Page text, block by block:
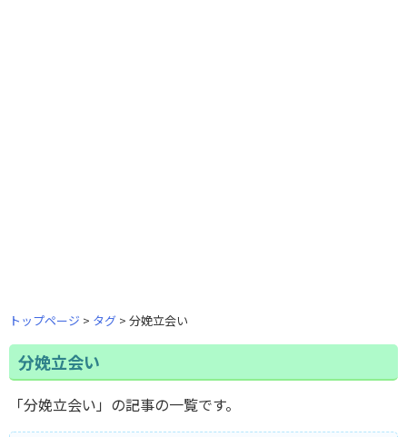
トップページ タグ 分娩立会い
分娩立会い
「分娩立会い」の記事の一覧です。